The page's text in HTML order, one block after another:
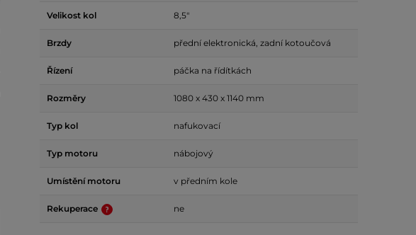
Velikost kol 8,5"
Brzdy přední elektronická, zadní kotoučová
Řízení páčka na řídítkách
Rozměry 1080 x 430 x 1140 mm
Typ kol nafukovací
Typ motoru nábojový
Umístění motoru v předním kole
Rekuperace ne